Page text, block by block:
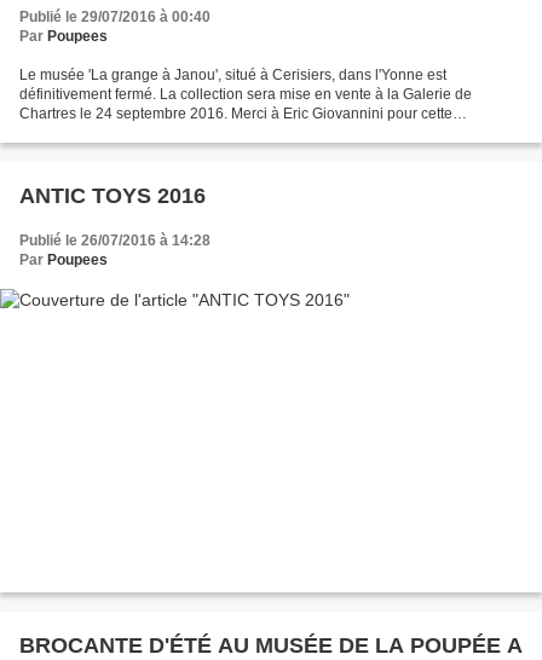
Publié le 29/07/2016 à 00:40
Par Poupees
Le musée 'La grange à Janou', situé à Cerisiers, dans l'Yonne est
définitivement fermé. La collection sera mise en vente à la Galerie de
Chartres le 24 septembre 2016. Merci à Eric Giovannini pour cette
ANTIC TOYS 2016
Publié le 26/07/2016 à 14:28
Par Poupees
BROCANTE D'ÉTÉ AU MUSÉE DE LA POUPÉE A